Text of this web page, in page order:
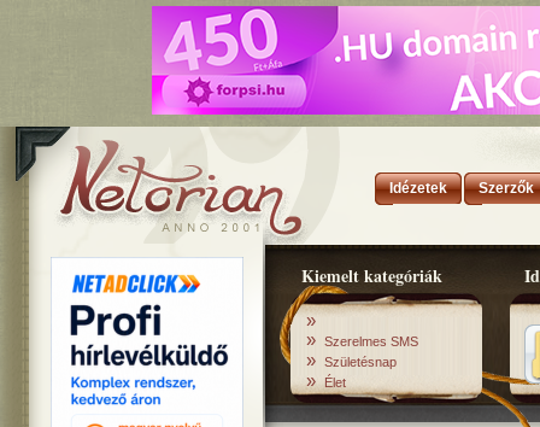
Idézetek Szerzők
Kiemelt kategóriák
»
» Szerelmes SMS
» Születésnap
» Élet